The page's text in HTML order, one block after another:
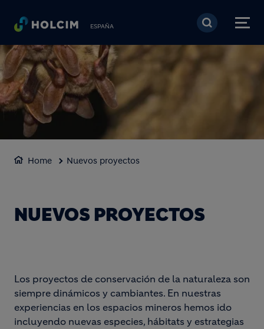
Pasar al contenido
ESPAÑA
Home Nuevos proyectos
NUEVOS PROYECTOS
Los proyectos de conservación de la naturaleza son
siempre dinámicos y cambiantes. En nuestras
experiencias en los espacios mineros hemos ido
incluyendo nuevas especies, hábitats y estrategias